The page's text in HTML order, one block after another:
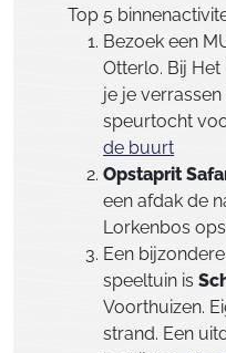
Top 5
Bezoek een
Otterlo. Bij Het
je je
speurtocht
de buurt
Opstaprit
een afdak de
Lorkenbos
Een
speeltuin is
Voorthuizen.
strand. Een